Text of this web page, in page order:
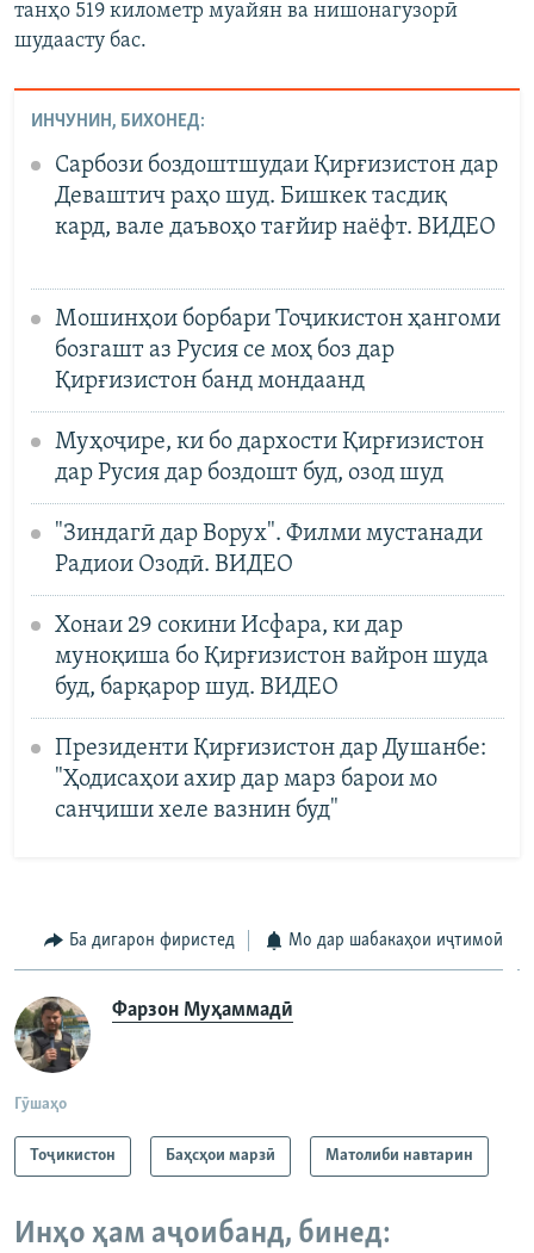
танҳо 519 километр муайян ва нишонагузорӣ
шудаасту бас.
ИНЧУНИН, БИХОНЕД:
Сарбози боздоштшудаи Қирғизистон дар
Деваштич раҳо шуд. Бишкек тасдиқ
кард, вале даъвоҳо тағйир наёфт. ВИДЕО
Мошинҳои борбари Тоҷикистон ҳангоми
бозгашт аз Русия се моҳ боз дар
Қирғизистон банд мондаанд
Муҳоҷире, ки бо дархости Қирғизистон
дар Русия дар боздошт буд, озод шуд
"Зиндагӣ дар Ворух". Филми мустанади
Радиои Озодӣ. ВИДЕО
Хонаи 29 сокини Исфара, ки дар
муноқиша бо Қирғизистон вайрон шуда
буд, барқарор шуд. ВИДЕО
Президенти Қирғизистон дар Душанбе:
"Ҳодисаҳои ахир дар марз барои мо
санҷиши хеле вазнин буд"
Ба дигарон фиристед Мо дар шабакаҳои иҷтимоӣ
Фарзон Муҳаммадӣ
Гӯшаҳо
Тоҷикистон Баҳсҳои марзӣ Матолиби навтарин
Инҳо ҳам аҷоибанд, бинед: